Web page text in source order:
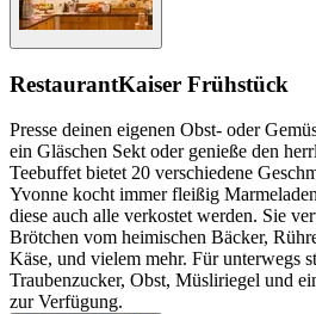
RestaurantKaiser Frühstück
Presse deinen eigenen Obst- oder
ein Gläschen Sekt oder genieße den
Teebuffet bietet 20 verschiedene
Yvonne kocht immer fleißig
diese auch alle verkostet werden. Sie
Brötchen vom heimischen Bäcker,
Käse, und vielem mehr. Für unterwegs
Traubenzucker, Obst, Müsliriegel und
zur Verfügung.